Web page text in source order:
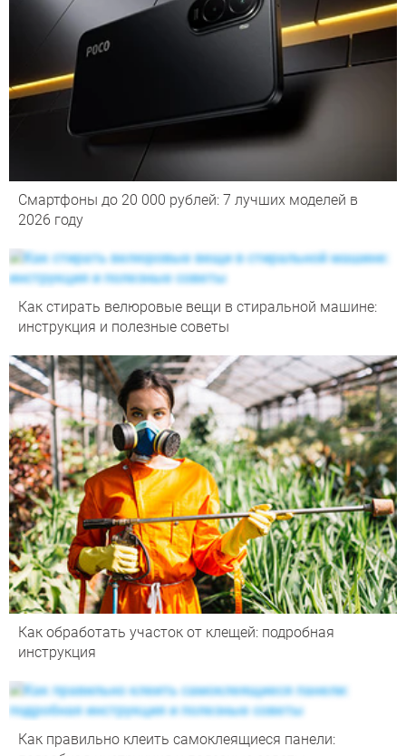
Смартфоны до 20 000 рублей: 7 лучших моделей в
2026 году
Как стирать велюровые вещи в стиральной машине:
инструкция и полезные советы
Как обработать участок от клещей: подробная
инструкция
Как правильно клеить самоклеящиеся панели: